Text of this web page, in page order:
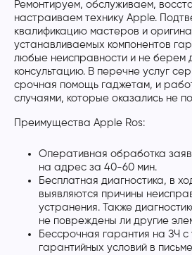
Ремонтируем, обслуживаем,
настраиваем технику Apple.
квалификацию мастеров и
устанавливаемых компонентов
любые неисправности и не берем
консультацию. В перечне услуг
срочная помощь гаджетам, и
случаями, которые оказались не
Преимущества Apple Ros:
Оперативная обработка
на адрес за 40-60 мин.
Бесплатная диагностика, в
выявляются причины
устранения. Также
не повреждены ли другие
Бессрочная гарантия на ЗЧ с
гарантийных условий в